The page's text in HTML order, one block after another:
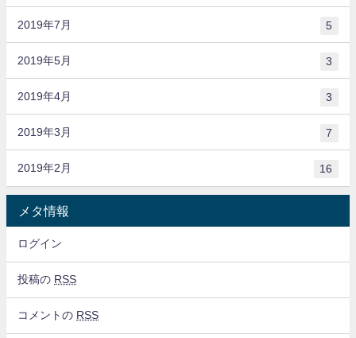
2019年7月 5
2019年5月 3
2019年4月 3
2019年3月 7
2019年2月 16
メタ情報
ログイン
投稿の RSS
コメントの RSS